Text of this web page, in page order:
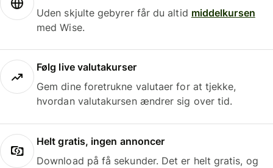
Uden skjulte gebyrer får du altid middelkursen
med Wise.
Følg live valutakurser
Gem dine foretrukne valutaer for at tjekke,
hvordan valutakursen ændrer sig over tid.
Helt gratis, ingen annoncer
Download på få sekunder. Det er helt gratis, og